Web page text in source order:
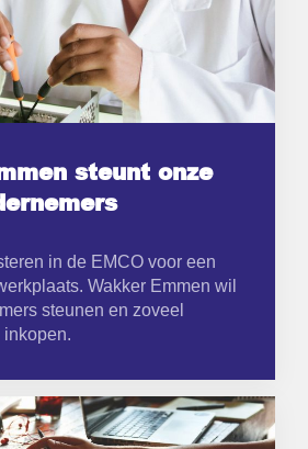
steunt onze
in de EMCO voor een
Wakker Emmen wil
steunen en zoveel